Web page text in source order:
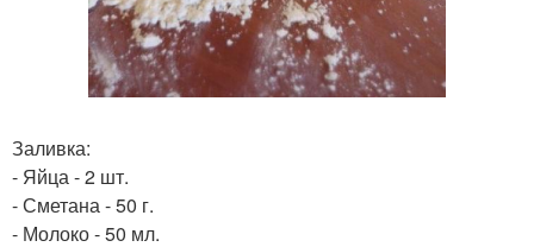
Заливка:
- Яйца - 2 шт.
- Сметана - 50 г.
- Молоко - 50 мл.